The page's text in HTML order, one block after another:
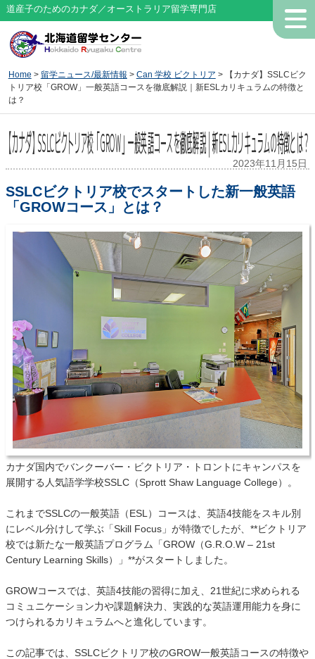
道産子のためのカナダ／オーストラリア留学専門店
Home > 留学ニュース/最新情報 > Can 学校 ビクトリア > 【カナダ】SSLCビク
トリア校「GROW」一般英語コースを徹底解説｜新ESLカリキュラムの特徴と
は？
【カナダ】SSLCビクトリア校「GROW」一般英語コースを徹底解説｜新ESLカリキュラムの特徴とは？
2023年11月15日
SSLCビクトリア校でスタートした新一般英語
「GROWコース」とは？
カナダ国内でバンクーバー・ビクトリア・トロントにキャンパスを
展開する人気語学学校SSLC（Sprott Shaw Language College）。
これまでSSLCの一般英語（ESL）コースは、英語4技能をスキル別
にレベル分けして学ぶ「Skill Focus」が特徴でしたが、**ビクトリア
校では新たな一般英語プログラム「GROW（G.R.O.W – 21st
Century Learning Skills）」**がスタートしました。
GROWコースでは、英語4技能の習得に加え、21世紀に求められる
コミュニケーション力や課題解決力、実践的な英語運用能力を身に
つけられるカリキュラムへと進化しています。
この記事では、SSLCビクトリア校のGROW一般英語コースの特徴や